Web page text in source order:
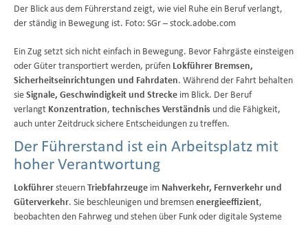
Der Blick aus dem Führerstand zeigt, wie viel Ruhe ein Beruf verlangt,
der ständig in Bewegung ist. Foto: SGr – stock.adobe.com
Ein Zug setzt sich nicht einfach in Bewegung. Bevor Fahrgäste einsteigen
oder Güter transportiert werden, prüfen Lokführer Bremsen,
Sicherheitseinrichtungen und Fahrdaten. Während der Fahrt behalten
sie Signale, Geschwindigkeit und Strecke im Blick. Der Beruf
verlangt Konzentration, technisches Verständnis und die Fähigkeit,
auch unter Zeitdruck sichere Entscheidungen zu treffen.
Der Führerstand ist ein Arbeitsplatz mit
hoher Verantwortung
Lokführer steuern Triebfahrzeuge im Nahverkehr, Fernverkehr und
Güterverkehr. Sie beschleunigen und bremsen energieeffizient,
beobachten den Fahrweg und stehen über Funk oder digitale Systeme